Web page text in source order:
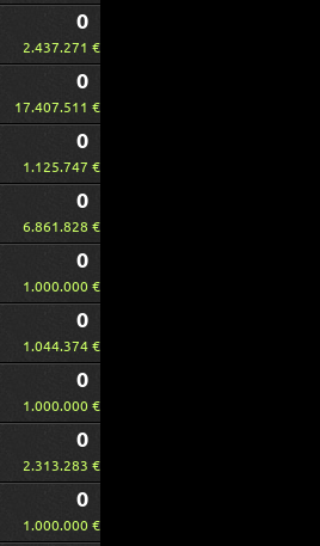
0
2.437.271 €
0
17.407.511 €
0
1.125.747 €
0
6.861.828 €
0
1.000.000 €
0
1.044.374 €
0
1.000.000 €
0
2.313.283 €
0
1.000.000 €